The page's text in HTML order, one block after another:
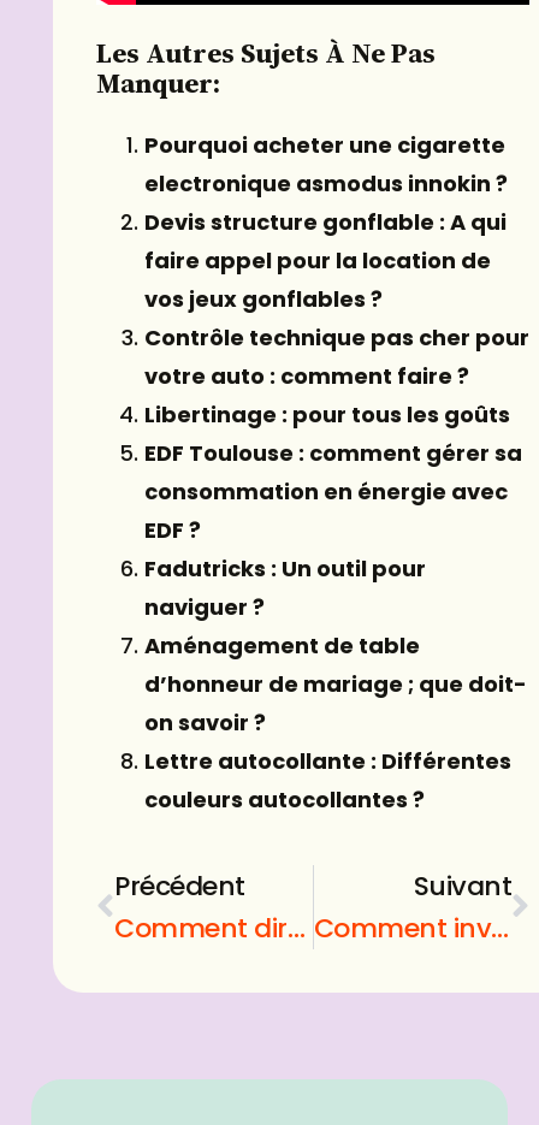
Les Autres Sujets À Ne Pas
Manquer:
Pourquoi acheter une cigarette
electronique asmodus innokin ?
Devis structure gonflable : A qui
faire appel pour la location de
vos jeux gonflables ?
Contrôle technique pas cher pour
votre auto : comment faire ?
Libertinage : pour tous les goûts
EDF Toulouse : comment gérer sa
consommation en énergie avec
EDF ?
Fadutricks : Un outil pour
naviguer ?
Aménagement de table
d’honneur de mariage ; que doit-
on savoir ?
Lettre autocollante : Différentes
couleurs autocollantes ?
Précédent
Comment dire je t aime sans le dire ?
Suivant
Comment inverser une video ?